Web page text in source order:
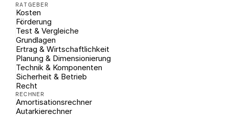
RATGEBER
Kosten
Förderung
Test & Vergleiche
Grundlagen
Ertrag & Wirtschaftlichkeit
Planung & Dimensionierung
Technik & Komponenten
Sicherheit & Betrieb
Recht
RECHNER
Amortisationsrechner
Autarkierechner